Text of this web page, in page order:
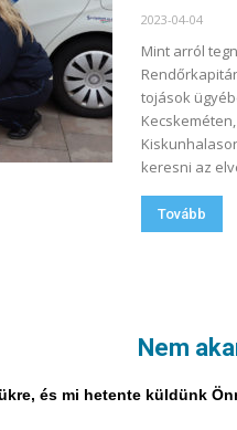
Nem
és mi hetente küldünk
2023-04-04
Mint arról
tojások
keresni az
Tovább